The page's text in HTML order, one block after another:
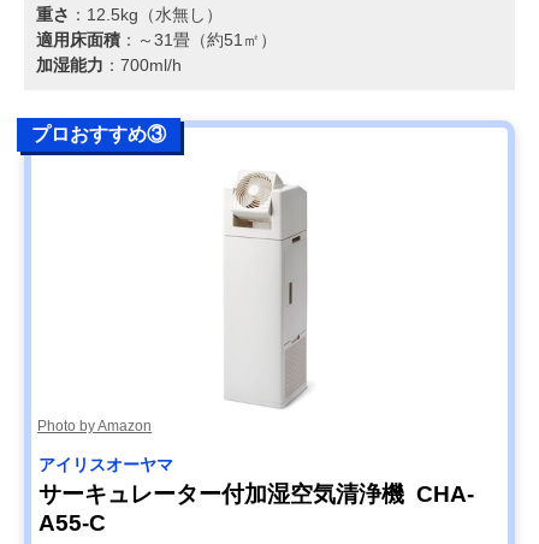
重さ ：12.5kg（水無し）
適用床面積 ：～31畳（約51㎡）
加湿能力 ：700ml/h
プロおすすめ③
Photo by Amazon
アイリスオーヤマ
サーキュレーター付加湿空気清浄機 CHA-
A55-C